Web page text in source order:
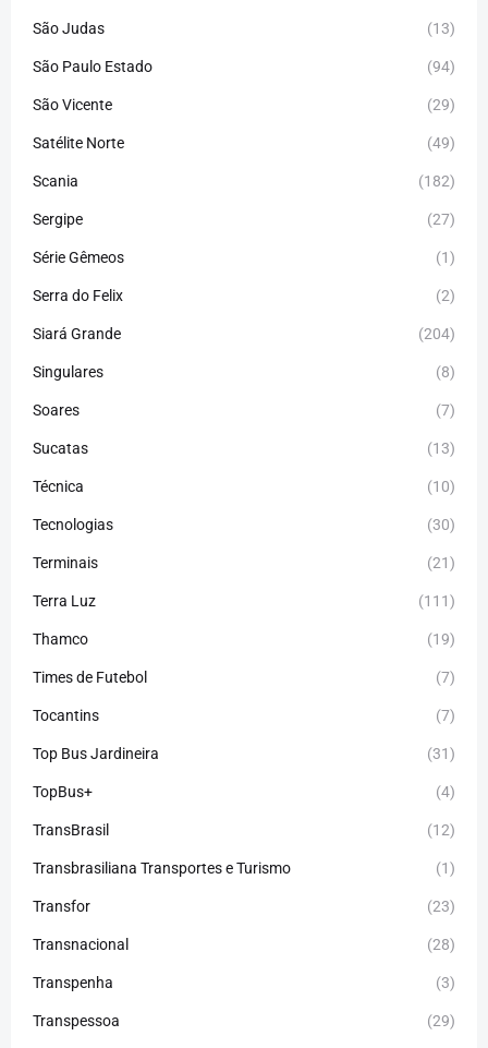
São Judas (13)
São Paulo Estado (94)
São Vicente (29)
Satélite Norte (49)
Scania (182)
Sergipe (27)
Série Gêmeos (1)
Serra do Felix (2)
Siará Grande (204)
Singulares (8)
Soares (7)
Sucatas (13)
Técnica (10)
Tecnologias (30)
Terminais (21)
Terra Luz (111)
Thamco (19)
Times de Futebol (7)
Tocantins (7)
Top Bus Jardineira (31)
TopBus+ (4)
TransBrasil (12)
Transbrasiliana Transportes e Turismo (1)
Transfor (23)
Transnacional (28)
Transpenha (3)
Transpessoa (29)